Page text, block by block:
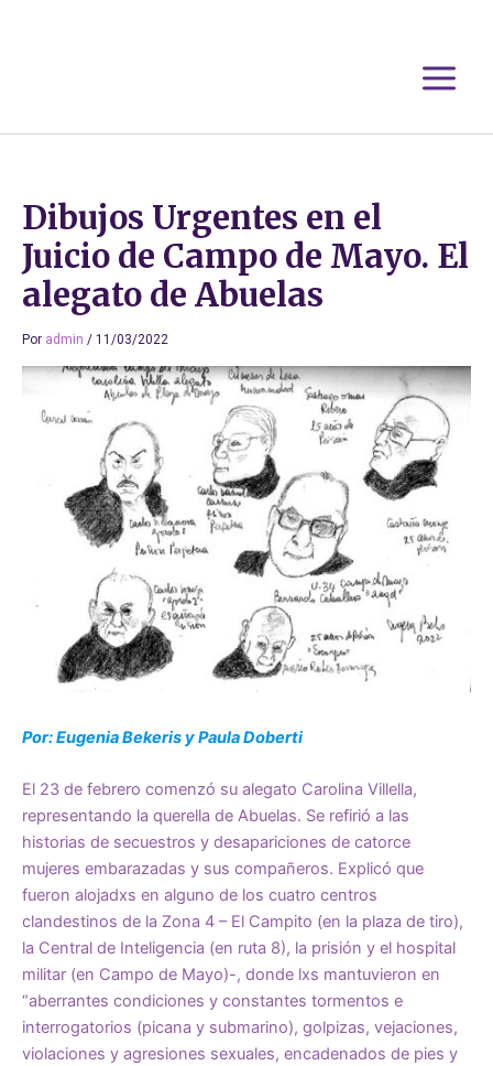
Dibujos Urgentes en el
Juicio de Campo de Mayo. El
alegato de Abuelas
Por admin / 11/03/2022
Por: Eugenia Bekeris y Paula Doberti
El 23 de febrero comenzó su alegato Carolina Villella,
representando la querella de Abuelas. Se refirió a las
historias de secuestros y desapariciones de catorce
mujeres embarazadas y sus compañeros. Explicó que
fueron alojadxs en alguno de los cuatro centros
clandestinos de la Zona 4 – El Campito (en la plaza de tiro),
la Central de Inteligencia (en ruta 8), la prisión y el hospital
militar (en Campo de Mayo)-, donde lxs mantuvieron en
“aberrantes condiciones y constantes tormentos e
interrogatorios (picana y submarino), golpizas, vejaciones,
violaciones y agresiones sexuales, encadenados de pies y